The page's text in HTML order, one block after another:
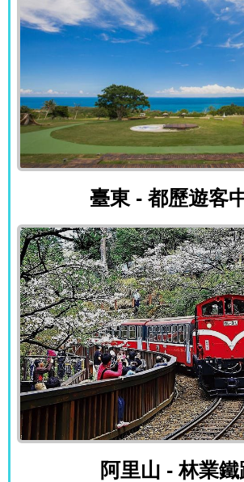
臺東 - 都
臺東 - 都歷遊客
阿里山 -
阿里山 - 林業鐵